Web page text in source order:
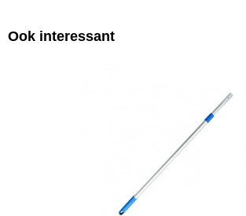
Ook interessant